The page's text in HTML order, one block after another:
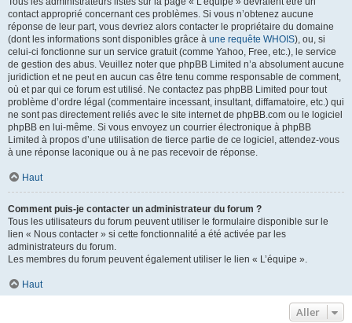
contact approprié concernant ces problèmes. Si vous n’obtenez aucune
réponse de leur part, vous devriez alors contacter le propriétaire du domaine
(dont les informations sont disponibles grâce à une requête WHOIS), ou, si
celui-ci fonctionne sur un service gratuit (comme Yahoo, Free, etc.), le service
de gestion des abus. Veuillez noter que phpBB Limited n’a absolument aucune
juridiction et ne peut en aucun cas être tenu comme responsable de comment,
où et par qui ce forum est utilisé. Ne contactez pas phpBB Limited pour tout
problème d’ordre légal (commentaire incessant, insultant, diffamatoire, etc.) qui
ne sont pas directement reliés avec le site internet de phpBB.com ou le logiciel
phpBB en lui-même. Si vous envoyez un courrier électronique à phpBB
Limited à propos d’une utilisation de tierce partie de ce logiciel, attendez-vous
à une réponse laconique ou à ne pas recevoir de réponse.
Haut
Comment puis-je contacter un administrateur du forum ?
Tous les utilisateurs du forum peuvent utiliser le formulaire disponible sur le
lien « Nous contacter » si cette fonctionnalité a été activée par les
administrateurs du forum.
Les membres du forum peuvent également utiliser le lien « L’équipe ».
Haut
Aller